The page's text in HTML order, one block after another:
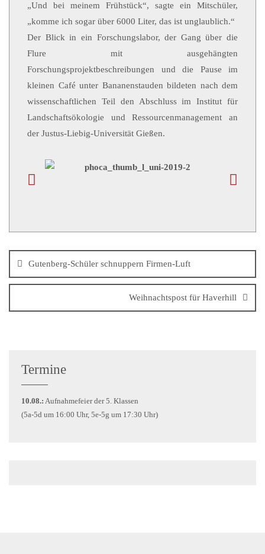
„Und bei meinem Frühstück“, sagte ein Mitschüler,
„komme ich sogar über 6000 Liter, das ist unglaublich.“
Der Blick in ein Forschungslabor, der Gang über die
Flure mit ausgehängten
Forschungsprojektbeschreibungen und die Pause im
kleinen Café unter Bananenstauden bildeten nach dem
wissenschaftlichen Teil den Abschluss im Institut für
Landschaftsökologie und Ressourcenmanagement an
der Justus-Liebig-Universität Gießen.
Gutenberg-Schüler schnuppern Firmen-Luft
Weihnachtspost für Haverhill
Termine
10.08.: Aufnahmefeier der 5. Klassen
(5a-5d um 16:00 Uhr, 5e-5g um 17:30 Uhr)